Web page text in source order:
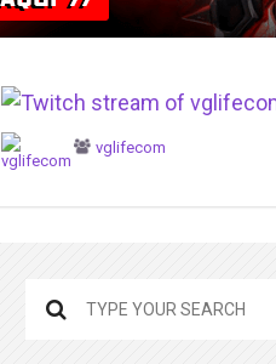
vglifecom